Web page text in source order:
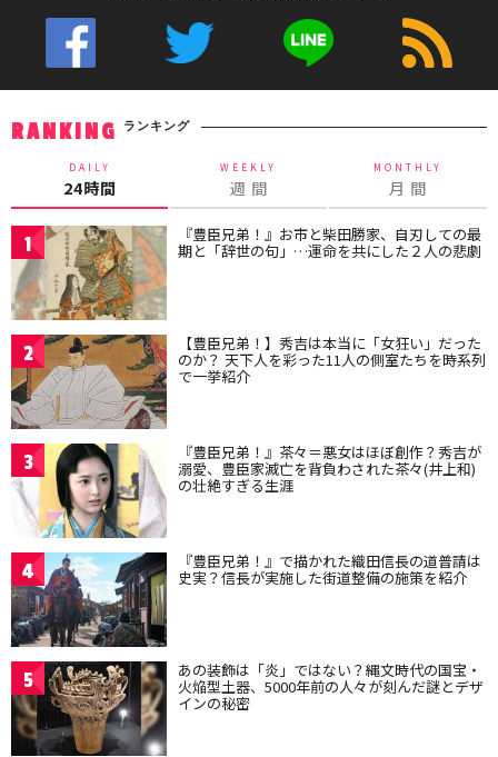
RANKING ランキング
DAILY
24時間
WEEKLY
週 間
MONTHLY
月 間
1 『豊臣兄弟！』お市と柴田勝家、自刃しての最
期と「辞世の句」…運命を共にした２人の悲劇
2 【豊臣兄弟！】秀吉は本当に「女狂い」だった
のか？ 天下人を彩った11人の側室たちを時系列
で一挙紹介
3 『豊臣兄弟！』茶々＝悪女はほぼ創作？秀吉が
溺愛、豊臣家滅亡を背負わされた茶々(井上和)
の壮絶すぎる生涯
4 『豊臣兄弟！』で描かれた織田信長の道普請は
史実？信長が実施した街道整備の施策を紹介
5 あの装飾は「炎」ではない？縄文時代の国宝・
火焔型土器、5000年前の人々が刻んだ謎とデザ
インの秘密